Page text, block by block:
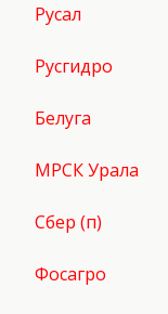
Русал
Русгидро
Белуга
МРСК Урала
Сбер (п)
Фосагро